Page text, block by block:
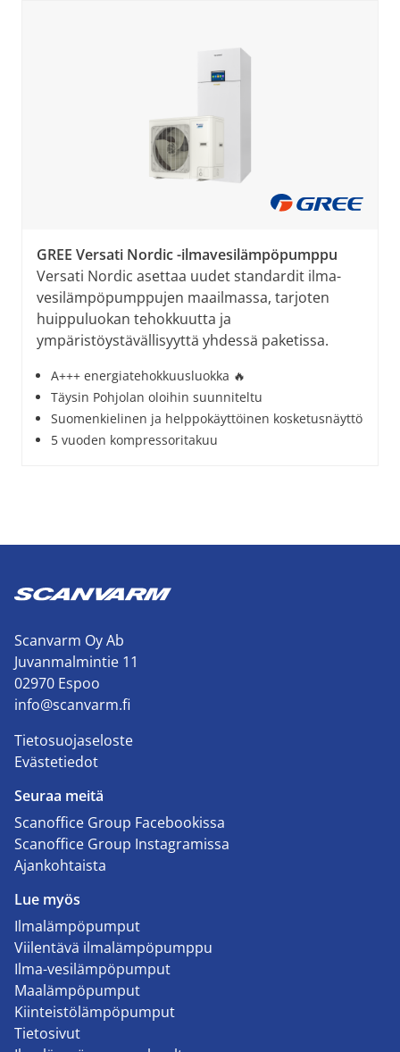
GREE Versati Nordic -ilmavesilämpöpumppu
Versati Nordic asettaa uudet standardit ilma-
vesilämpöpumppujen maailmassa, tarjoten
huippuluokan tehokkuutta ja
ympäristöystävällisyyttä yhdessä paketissa.
A+++ energiatehokkuusluokka 🔥
Täysin Pohjolan oloihin suunniteltu
Suomenkielinen ja helppokäyttöinen kosketusnäyttö
5 vuoden kompressoritakuu
Scanvarm Oy Ab
Juvanmalmintie 11
02970 Espoo
info@scanvarm.fi
Tietosuojaseloste
Evästetiedot
Seuraa meitä
Scanoffice Group Facebookissa
Scanoffice Group Instagramissa
Ajankohtaista
Lue myös
Ilmalämpöpumput
Viilentävä ilmalämpöpumppu
Ilma-vesilämpöpumput
Maalämpöpumput
Kiinteistölämpöpumput
Tietosivut